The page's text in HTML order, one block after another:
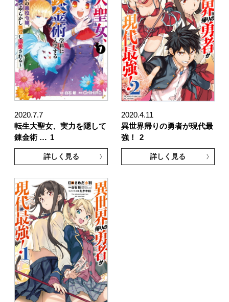
2020.7.7
転生大聖女、実力を隠して
錬金術 … 1
詳しく見る
2020.4.11
異世界帰りの勇者が現代最
強！
2
詳しく見る